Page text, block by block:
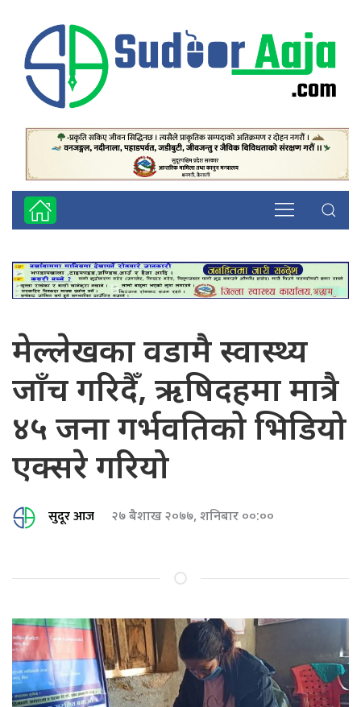
मेल्लेखका वडामै स्वास्थ्य
जाँच गरिदैँ, ऋषिदहमा मात्रै
४५ जना गर्भवतिको भिडियो
एक्सरे गरियो
सुदूर आज २७ बैशाख २०७७, शनिबार ००:००